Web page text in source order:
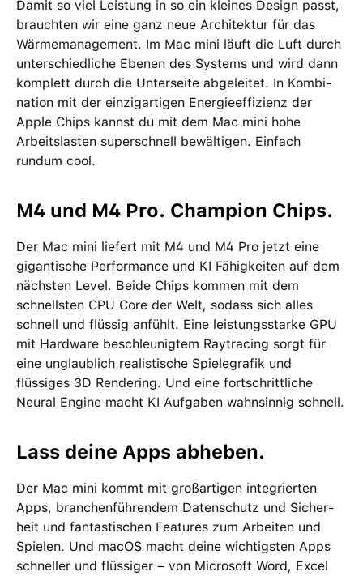
Damit so viel Leistung in so ein kleines Design passt,
brauchten wir eine ganz neue Archi­tektur für das
Wärme­management­. Im Mac mini läuft die Luft durch
unter­schied­liche Ebenen des Systems und wird dann
komplett durch die Unterseite abgeleitet. In Kombi­
nation mit der einzig­artigen Energie­effizienz der
Apple Chips kannst du mit dem Mac mini hohe
Arbeits­lasten super­schnell bewältigen. Einfach
rundum cool.
M4 und M4 Pro. Champion Chips.
Der Mac mini liefert mit M4 und M4 Pro jetzt eine
gigantische Performance und KI Fähigkeiten auf dem
nächsten Level. Beide Chips kommen mit dem
schnellsten CPU Core der Welt, sodass sich alles
schnell und flüssig anfühlt. Eine leistungsstarke GPU
mit Hardware beschleunigtem Raytracing sorgt für
eine unglaublich realistische Spiele­grafik und
flüssiges 3D Rendering. Und eine fortschrittliche
Neural Engine macht KI Aufgaben wahnsinnig schnell.
Lass deine Apps abheben.
Der Mac mini kommt mit groß­artigen inte­grierten
Apps, branchen­führendem Daten­schutz und Sicher­
heit und fan­tas­tischen Features zum Arbeiten und
Spielen. Und macOS macht deine wichtigsten Apps
schneller und flüssiger – von Microsoft Word, Excel